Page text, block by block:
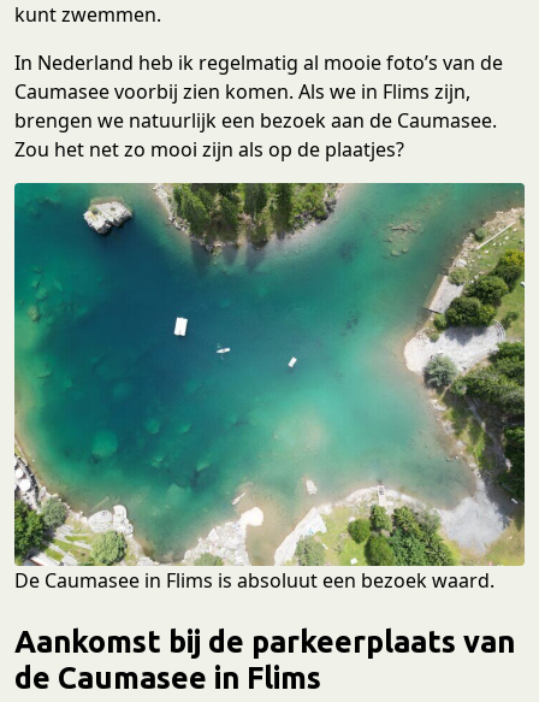
kunt zwemmen.
In Nederland heb ik regelmatig al mooie foto’s van de
Caumasee voorbij zien komen. Als we in Flims zijn,
brengen we natuurlijk een bezoek aan de Caumasee.
Zou het net zo mooi zijn als op de plaatjes?
De Caumasee in Flims is absoluut een bezoek waard.
Aankomst bij de parkeerplaats van
de Caumasee in Flims